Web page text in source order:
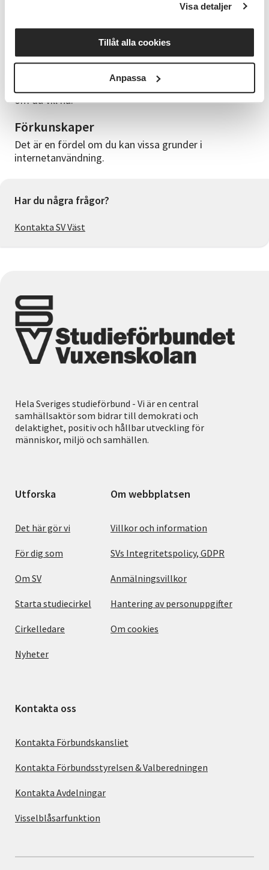
Visa detaljer
Tillåt alla cookies
Anpassa
Cirkelledaren kommer sammanställa ett studiehäfte
som går att köpa vid kursstart
Att ta med
Du behöver ha med dig smartphone eller surfplatta
och laddsladd. Kaffe, te eller fika får du ta med själv
om du vill ha.
Förkunskaper
Det är en fördel om du kan vissa grunder i
internetanvändning.
Har du några frågor?
Kontakta SV Väst
Hela Sveriges studieförbund - Vi är en central
samhällsaktör som bidrar till demokrati och
delaktighet, positiv och hållbar utveckling för
människor, miljö och samhällen.
Utforska
Det här gör vi
För dig som
Om SV
Starta studiecirkel
Cirkelledare
Nyheter
Om webbplatsen
Villkor och information
SVs Integritetspolicy, GDPR
Anmälningsvillkor
Hantering av personuppgifter
Om cookies
Kontakta oss
Kontakta Förbundskansliet
Kontakta Förbundsstyrelsen & Valberedningen
Kontakta Avdelningar
Visselblåsarfunktion